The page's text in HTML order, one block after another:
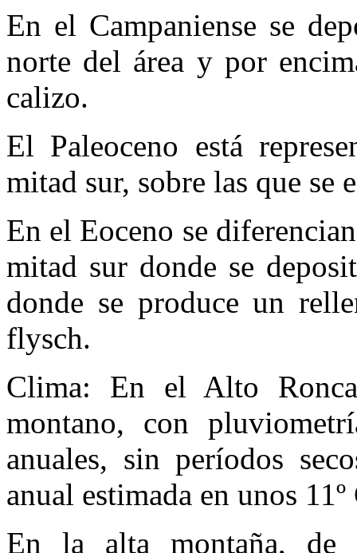
En el Campaniense se
norte del área y por
calizo.
El Paleoceno está
mitad sur, sobre las que se
En el Eoceno se
mitad sur donde se
donde se produce un
flysch.
Clima: En el Alto
montano, con
anuales, sin períodos
anual estimada en unos 11º
En la alta montaña, de